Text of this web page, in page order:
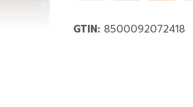
GTIN: 8500092072418